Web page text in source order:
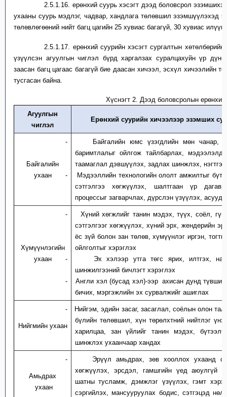
2.5.1.16. ерөнхий суурьхэсэгт дээд боловсрол
ухааны суурь мэдлэг, чадвар, хандлага төлөвшил эзэмшүүлэхэд
төлөвлөгөөний нийт багц цагийн 25 хувиас багагүй, 30 хувиас
2.5.1.17. ерөнхий суурийн хэсэгтсургалтын
үзүүлсэн агуулгын чиглэл бүрд харгалзах суралцахуйн үр дүнг
заасан багц цагаас багагүйбие даасан хичээл, эсхүл хичээлийн
тусгасан байна.
Хүснэгт 2. Дээд боловсролын ерөнхий
Агуулгын
чиглэл
Ерөнхий суурийн хичээлээр эзэмших
Байгалийн
ухаан
-
Байгалийн юмс үзэгдлийн мөн чанар,
баримтлалыг ойлгож тайлбарлах,
таамаглал дэвшүүлэх, задлах шинжлэх, нэгтгэн
-
Мэдээллийн технологийн ололт амжилтыг
сэтгэлгээ хөгжүүлэх, шалтгаан үp
процессыг загварчлах, дүрслэн үзүүлэх,
Хүмүүнлэгийн
ухаан
- Хүний хөгжлийг танин мэдэх,түүх, соёл,
сэтгэлгээг хөгжүүлэх, хүний эрх, жендерийн
ёс зүй болон зан төлөв, хүмүүнлэг иргэн,
ойлголтыг хэрэглэх
-
Эх хэлээр утга төгс ярих, илтгэх,
шинжилгээний бичлэгт хэрэглэх
-
Англи хэл (бусад хэл)-ээр ахисан дунд
бичих , мэргэжлийн эх сурвалжийг ашиглах
Нийгмийн ухаан
-
Нийгэм, эдийн засаг, засаглал, соёлын олон
бүлийн төлөвшил, хүн төрөлхтний нийтлэг
харилцаа, зан үйлийг танин мэдэх , бүтээлч
шинжлэх ухаанчаархандах
Амьдрах
ухаан
- Эрүүламьдрах , зөв хооллохухаанд
хөгжүүлэх, эрсдэл, гамшгийн үед аюулгүй
шатны тусламж, дэмжлэг үзүүлэх, гэмт
сэргийлэх, мансууруулах бодис, сэтгэцэд